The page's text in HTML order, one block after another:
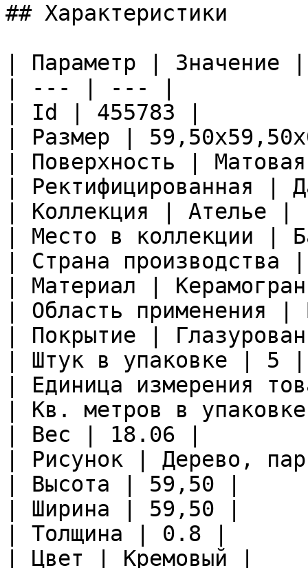
## Характеристики
| Параметр | Значение |
| --- | --- |
| Id | 455783 |
| Размер |
| Поверхность |
| Ректифицированная |
| Коллекция | Ателье |
| Место в коллекции |
| Страна
| Материал |
| Область применения
| Покрытие |
| Штук в упаковке | 5 |
| Единица измерения
| Кв. метров в
| Вес | 18.06 |
| Рисунок | Дерево,
| Высота | 59,50 |
| Ширина | 59,50 |
| Толщина | 0.8 |
| Цвет | Кремовый |